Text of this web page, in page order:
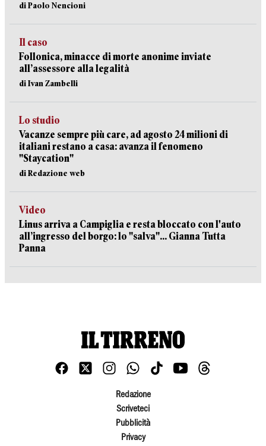
di Paolo Nencioni
Il caso
Follonica, minacce di morte anonime inviate
all’assessore alla legalità
di Ivan Zambelli
Lo studio
Vacanze sempre più care, ad agosto 24 milioni di
italiani restano a casa: avanza il fenomeno
"Staycation"
di Redazione web
Video
Linus arriva a Campiglia e resta bloccato con l'auto
all’ingresso del borgo: lo "salva"... Gianna Tutta
Panna
Redazione
Scriveteci
Pubblicità
Privacy